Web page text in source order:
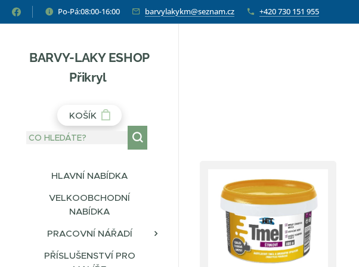
Po-Pá:08:00-16:00 barvylakykm@seznam.cz +420 730 151 955
BARVY-LAKY ESHOP
Přikryl
KOŠÍK
HLAVNÍ NABÍDKA
VELKOOBCHODNÍ
NABÍDKA
PRACOVNÍ NÁŘADÍ
PŘÍSLUŠENSTVÍ PRO